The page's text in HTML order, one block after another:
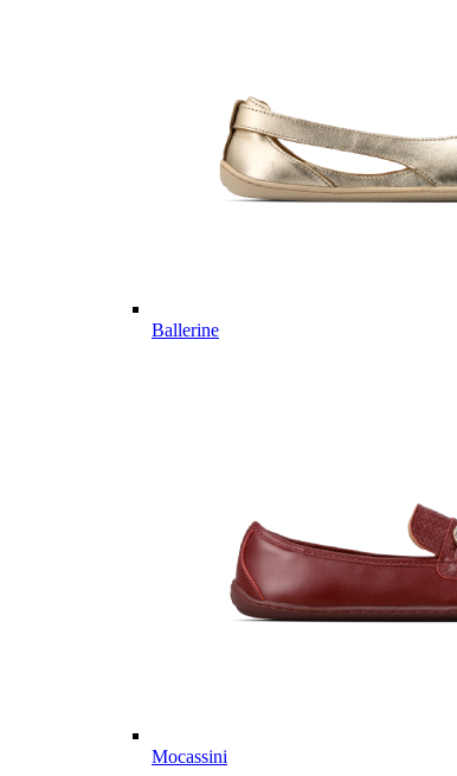
Ballerine
Mocassini